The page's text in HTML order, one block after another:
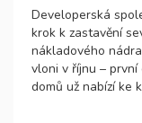
Developerská
krok k zastavění
nákladového
vloni v říjnu –
domů už nabízí ke